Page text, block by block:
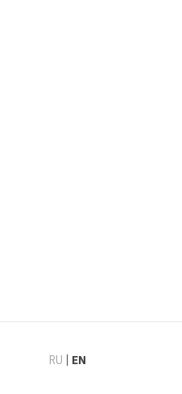
RU EN